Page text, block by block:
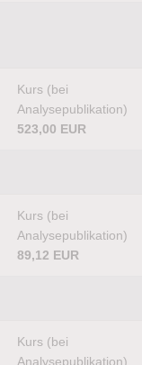
Kurs (bei
Analysepublikation)
523,00 EUR
Kurs (bei
Analysepublikation)
89,12 EUR
Kurs (bei
Analysepublikation)